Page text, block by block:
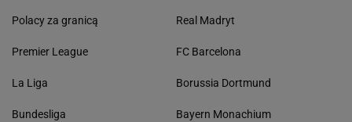
Polacy za granicą
Premier League
La Liga
Bundesliga
Real Madryt
FC Barcelona
Borussia Dortmund
Bayern Monachium